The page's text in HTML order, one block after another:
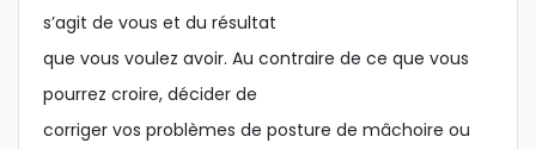
s’agit de vous et du résultat
que vous voulez avoir. Au contraire de ce que vous
pourrez croire, décider de
corriger vos problèmes de posture de mâchoire ou